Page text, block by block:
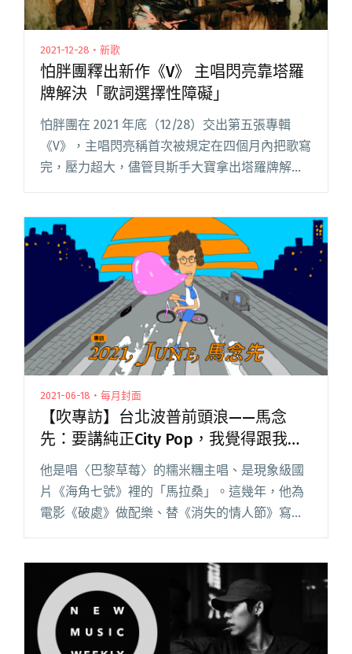
2021-12-28・新歌
怕胖團釋出新作《V》 主唱閃亮靠塔羅
牌解決「歌詞選擇性障礙」
怕胖團在 2021 年底（12/28）交出第五張專輯
《V》，主唱閃亮稱首次被規定在四個月內把歌寫
完，壓力超大，儘管貝斯手大寶拿出塔羅牌解決
他的「選擇障礙」，專輯還是再拖了兩個月才完
怒，閃亮坦承：「寫這閱讀全文 "怕胖團釋出新
作《V》 主唱閃亮靠塔羅牌解決「歌詞選擇性障
2021-06-18・每月封面
【吹專訪】台北波普前頭浪——馬念
先：要講純正City Pop，我覺得跟我現
在能達到的距離還是非常遠
他是唱〈巴黎草莓〉的糯米糰主唱、是現象級國
片《海角七號》裡的「馬拉桑」。這幾年，他為
電影《破處》做配樂、替《消失的情人節》寫插
多重身份，他是馬念先，閱讀全文 "【吹專訪】
台北波普前頭浪——馬念先：要講純正City Pop，
我覺得跟我現在能達到的距離還是非常遠"